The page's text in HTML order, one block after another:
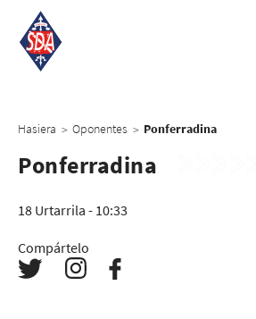
Hasiera > Oponentes > Ponferradina
Ponferradina
18 Urtarrila - 10:33
Compártelo